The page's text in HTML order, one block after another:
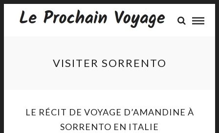
VISITER SORRENTO
LE RÉCIT DE VOYAGE D’AMANDINE À
SORRENTO EN ITALIE